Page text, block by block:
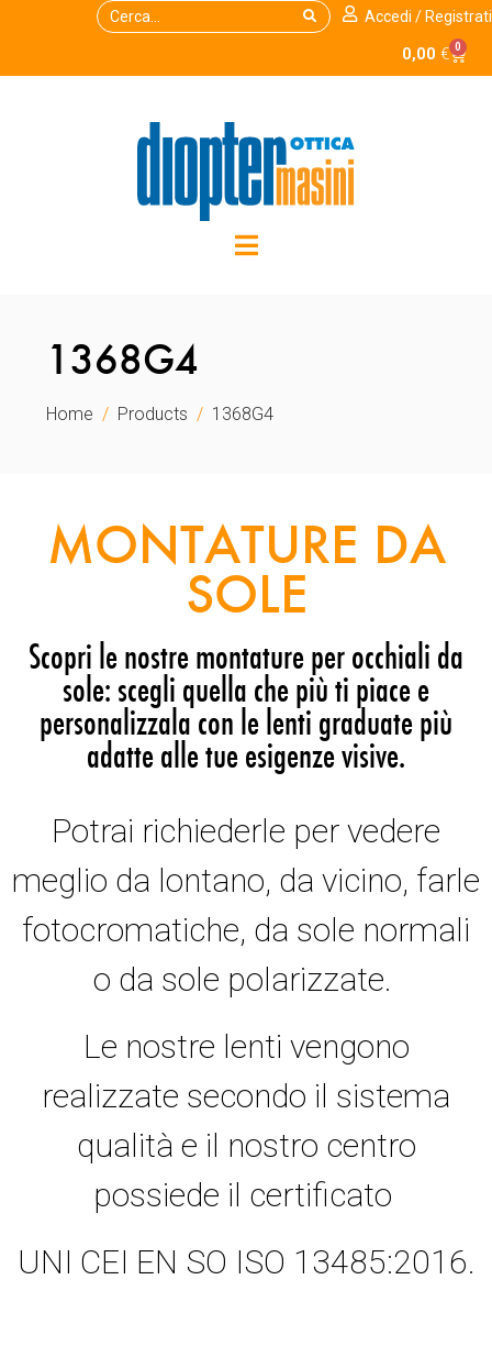
Accedi / Registrati
0,00 € 0
1368G4
Home Products 1368G4
MONTATURE DA
SOLE
Scopri le nostre montature per occhiali da
sole: scegli quella che più ti piace e
personalizzala con le lenti graduate più
adatte alle tue esigenze visive.
Potrai richiederle per vedere
meglio da lontano, da vicino, farle
fotocromatiche, da sole normali
o da sole polarizzate.
Le nostre lenti vengono
realizzate secondo il sistema
qualità e il nostro centro
possiede il certificato
UNI CEI EN SO ISO 13485:2016.